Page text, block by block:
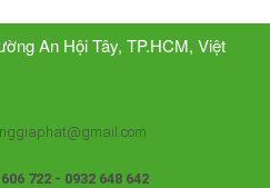
An Hội Tây, TP.HCM, Việt
722 - 0932 648 642